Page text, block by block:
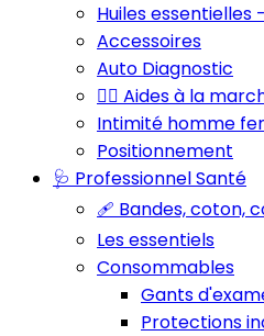
Huiles
Accessoires
Auto Diagnostic
🚶‍♂️ Aides à la
Intimité homme
Positionnement
🩺 Professionnel Santé
🩹 Bandes, coton,
Les essentiels
Consommables
Gants
Protections